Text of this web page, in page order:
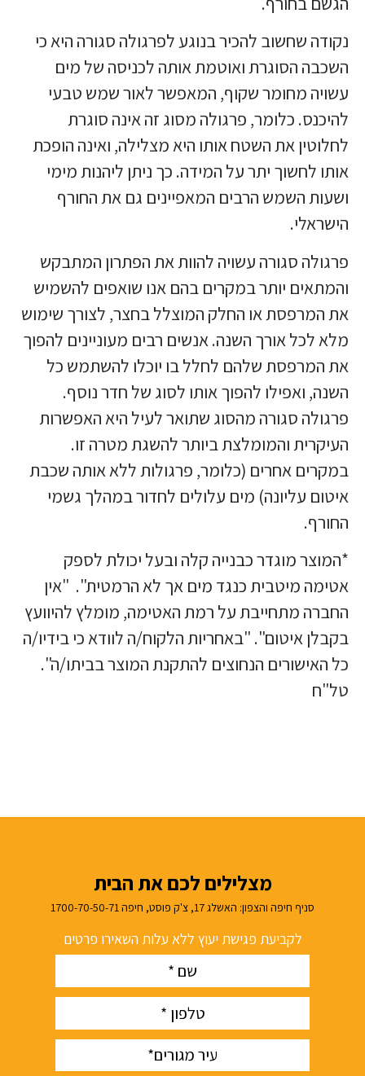
נקודה שחשוב להכיר בנוגע לפרגולה סגורה היא כי
השכבה הסוגרת ואוטמת אותה לכניסה של מים
עשויה מחומר שקוף, המאפשר לאור שמש טבעי
להיכנס. כלומר, פרגולה מסוג זה אינה סוגרת
לחלוטין את השטח אותו היא מצלילה, ואינה הופכת
אותו לחשוך יתר על המידה. כך ניתן ליהנות מימי
ושעות השמש הרבים המאפיינים גם את החורף
הישראלי.
פרגולה סגורה עשויה להוות את הפתרון המתבקש
והמתאים יותר במקרים בהם אנו שואפים להשמיש
את המרפסת או החלק המוצלל בחצר, לצורך שימוש
מלא לכל אורך השנה. אנשים רבים מעוניינים להפוך
את המרפסת שלהם לחלל בו יוכלו להשתמש כל
השנה, ואפילו להפוך אותו לסוג של חדר נוסף.
פרגולה סגורה מהסוג שתואר לעיל היא האפשרות
העיקרית והמומלצת ביותר להשגת מטרה זו.
במקרים אחרים (כלומר, פרגולות ללא אותה שכבת
איטום עליונה) מים עלולים לחדור במהלך גשמי
החורף.
*המוצר מוגדר כבנייה קלה ובעל יכולת לספק
אטימה מיטבית כנגד מים אך לא הרמטית". "אין
החברה מתחייבת על רמת האטימה, מומלץ להיוועץ
בקבלן איטום". "באחריות הלקוח/ה לוודא כי בידיו/ה
כל האישורים הנחוצים להתקנת המוצר בביתו/ה".
טל"ח
מצלילים לכם את הבית
סניף חיפה והצפון: האשלג 17, צ'ק פוסט, חיפה 1700-70-50-71
לקביעת פגישת יעוץ ללא עלות השאירו פרטים
Name
phone
עיר